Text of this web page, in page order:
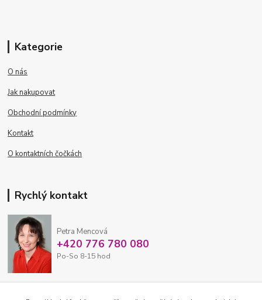
Kategorie
O nás
Jak nakupovat
Obchodní podmínky
Kontakt
O kontaktních čočkách
Rychlý kontakt
Petra Mencová
+420 776 780 080
Po-So 8-15 hod